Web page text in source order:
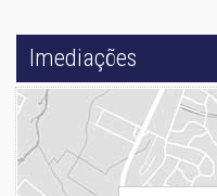
Imediações